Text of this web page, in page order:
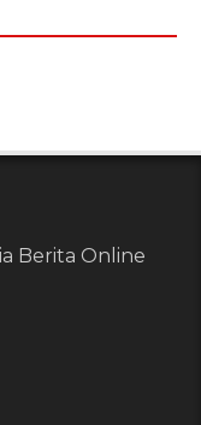
Berita Online